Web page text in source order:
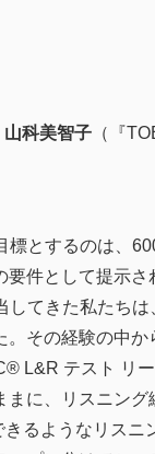
山科美智子 （『
標とするのは、
要件として提示
してきた私たち
。その経験の中
L&R テスト リ
まに、リスニン
るようなリス